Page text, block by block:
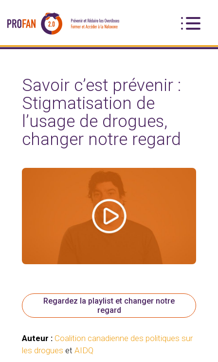
Savoir c’est prévenir :
Stigmatisation de
l’usage de drogues,
changer notre regard
Regardez la playlist et changer notre
regard
Auteur : Coalition canadienne des politiques sur
les drogues et AIDQ